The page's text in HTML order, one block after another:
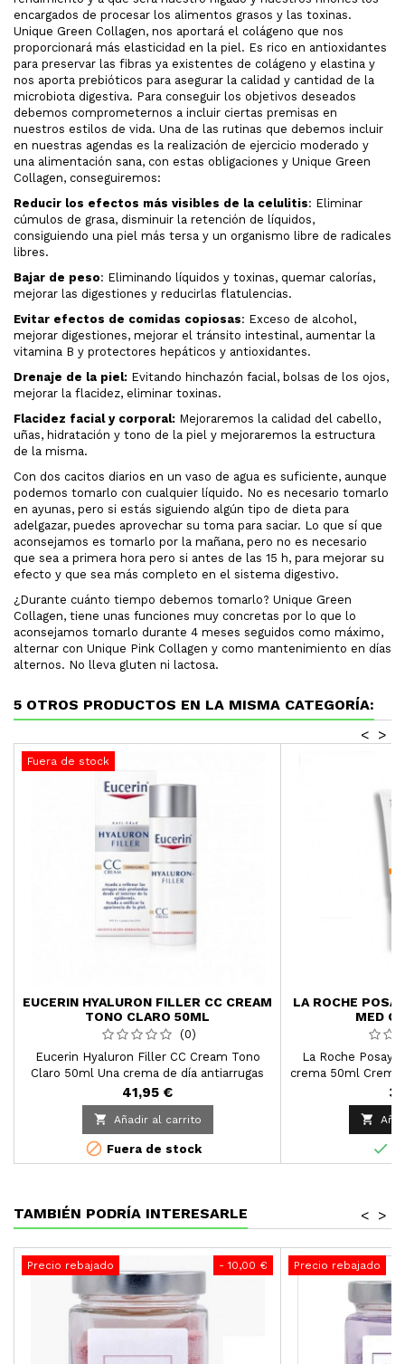
encargados de procesar los alimentos grasos y las toxinas.
Unique Green Collagen, nos aportará el colágeno que nos
proporcionará más elasticidad en la piel. Es rico en antioxidantes
para preservar las fibras ya existentes de colágeno y elastina y
nos aporta prebióticos para asegurar la calidad y cantidad de la
microbiota digestiva. Para conseguir los objetivos deseados
debemos comprometernos a incluir ciertas premisas en
nuestros estilos de vida. Una de las rutinas que debemos incluir
en nuestras agendas es la realización de ejercicio moderado y
una alimentación sana, con estas obligaciones y Unique Green
Collagen, conseguiremos:
Reducir los efectos más visibles de la celulitis: Eliminar
cúmulos de grasa, disminuir la retención de líquidos,
consiguiendo una piel más tersa y un organismo libre de radicales
libres.
Bajar de peso: Eliminando líquidos y toxinas, quemar calorías,
mejorar las digestiones y reducirlas flatulencias.
Evitar efectos de comidas copiosas: Exceso de alcohol,
mejorar digestiones, mejorar el tránsito intestinal, aumentar la
vitamina B y protectores hepáticos y antioxidantes.
Drenaje de la piel: Evitando hinchazón facial, bolsas de los ojos,
mejorar la flacidez, eliminar toxinas.
Flacidez facial y corporal: Mejoraremos la calidad del cabello,
uñas, hidratación y tono de la piel y mejoraremos la estructura
de la misma.
Con dos cacitos diarios en un vaso de agua es suficiente, aunque
podemos tomarlo con cualquier líquido. No es necesario tomarlo
en ayunas, pero si estás siguiendo algún tipo de dieta para
adelgazar, puedes aprovechar su toma para saciar. Lo que sí que
aconsejamos es tomarlo por la mañana, pero no es necesario
que sea a primera hora pero si antes de las 15 h, para mejorar su
efecto y que sea más completo en el sistema digestivo.
¿Durante cuánto tiempo debemos tomarlo? Unique Green
Collagen, tiene unas funciones muy concretas por lo que lo
aconsejamos tomarlo durante 4 meses seguidos como máximo,
alternar con Unique Pink Collagen y como mantenimiento en días
alternos. No lleva gluten ni lactosa.
5 OTROS PRODUCTOS EN LA MISMA CATEGORÍA:
>
<
Fuera de stock
EUCERIN HYALURON FILLER CC CREAM
TONO CLARO 50ML
(0)
Eucerin Hyaluron Filler CC Cream Tono
Claro 50ml Una crema de día antiarrugas
con pigmentos que iguala los tonos de la
piel para una complexión radiante.
41,95 €
 Añadir al carrito
 Fuera de stock
LA ROCHE
MED
La Roche Posay
crema 50ml
la piel muy
la queratosis
piel no


TAMBIÉN PODRÍA INTERESARLE >
<
- 10,00 €
Precio rebajado Precio rebajado